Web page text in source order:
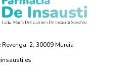
2, 30009 Murcia